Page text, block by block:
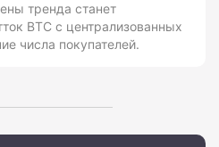
тренда станет
BTC с централизованных
числа покупателей.